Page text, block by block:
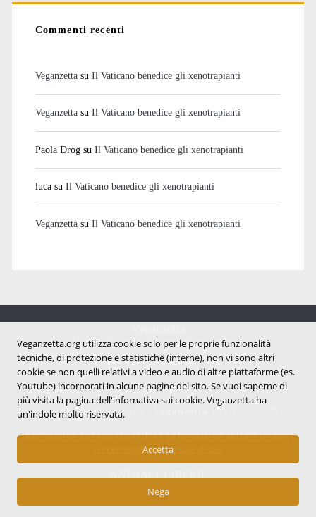
Commenti recenti
Veganzettasu Il Vaticano benedice gli xenotrapianti
Veganzettasu Il Vaticano benedice gli xenotrapianti
Paola Drogsu Il Vaticano benedice gli xenotrapianti
lucasu Il Vaticano benedice gli xenotrapianti
Veganzettasu Il Vaticano benedice gli xenotrapianti
Notizie dal mondo vegan e antispecista
Copyright © 2007 - 2026 |
Informativa sui cookie (UE)|Informativa sulla Privacy|
Avvertenze e Licenza d'uso
Veganzetta.org utilizza cookie solo per le proprie funzionalità
tecniche, di protezione e statistiche (interne), non vi sono altri
cookie se non quelli relativi a video e audio di altre piattaforme (es.
Youtube) incorporati in alcune pagine del sito. Se vuoi saperne di
più visita la pagina dell'infornativa sui cookie. Veganzetta ha
un'indole molto riservata.
Accetta
Nega